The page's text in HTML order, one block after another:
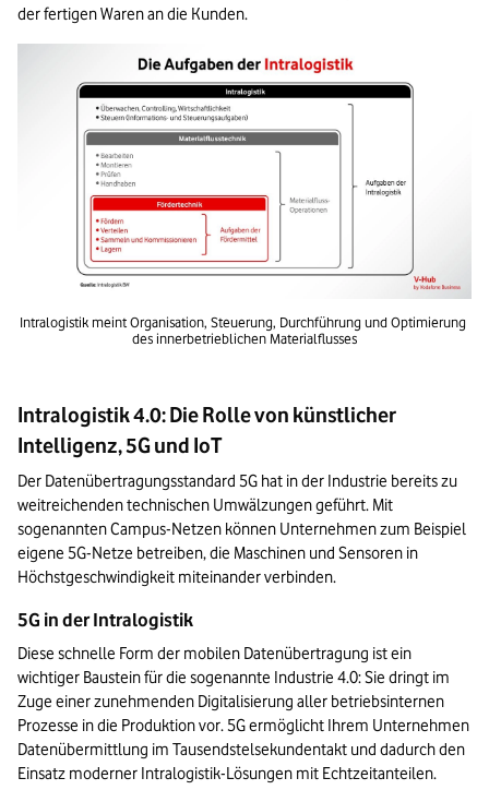
der fertigen Waren an die Kunden.
Intralogistik meint Organisation, Steuerung, Durchführung und Optimierung
des innerbetrieblichen Materialflusses
Intralogistik 4.0: Die Rolle von künstlicher
Intelligenz, 5G und IoT
Der Datenübertragungsstandard 5G hat in der Industrie bereits zu
weitreichenden technischen Umwälzungen geführt. Mit
sogenannten Campus-Netzen können Unternehmen zum Beispiel
eigene 5G-Netze betreiben, die Maschinen und Sensoren in
Höchstgeschwindigkeit miteinander verbinden.
5G in der Intralogistik
Diese schnelle Form der mobilen Datenübertragung ist ein
wichtiger Baustein für die sogenannte Industrie 4.0: Sie dringt im
Zuge einer zunehmenden Digitalisierung aller betriebsinternen
Prozesse in die Produktion vor. 5G ermöglicht Ihrem Unternehmen
Datenübermittlung im Tausendstelsekundentakt und dadurch den
Einsatz moderner Intralogistik-Lösungen mit Echtzeitanteilen.